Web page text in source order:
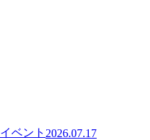
イベント 2026.07.17